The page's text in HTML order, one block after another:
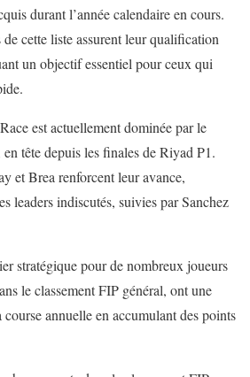
durant l’année calendaire en cours.
cette liste assurent leur qualification
un objectif essentiel pour ceux qui
est actuellement dominée par le
tête depuis les finales de Riyad P1.
et Brea renforcent leur avance,
leaders indiscutés, suivies par Sanchez
stratégique pour de nombreux joueurs
le classement FIP général, ont une
annuelle en accumulant des points